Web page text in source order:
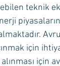
teknik
için
için